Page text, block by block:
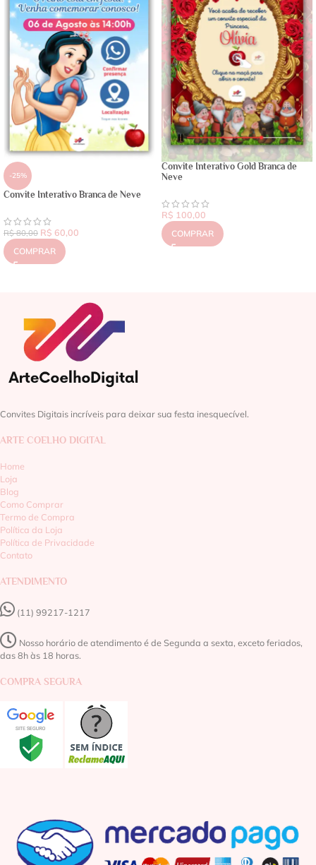
-25%
Convite Interativo Branca de Neve
R$80,00 R$ 60,00
COMPRAR
Convite Interativo Gold Branca de
Neve
R$ 100,00
COMPRAR
Convites Digitais incríveis para deixar sua festa inesquecível.
ARTE COELHO DIGITAL
Home
Loja
Blog
Como Comprar
Termo de Compra
Política da Loja
Política de Privacidade
Contato
ATENDIMENTO
(11) 99217-1217‬
Nosso horário de atendimento é de Segunda a sexta, exceto feriados,
das 8h às 18 horas.
COMPRA SEGURA